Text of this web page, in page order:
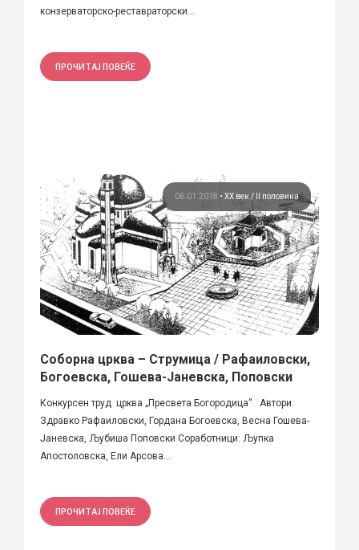
конзерваторско-реставраторски...
ПРОЧИТАЈ ПОВЕЌЕ
06.01.2018 • ХХ век / II половина
Соборна црква – Струмица / Рафаиловски,
Богоевска, Гошева-Јаневска, Поповски
Конкурсен труд црква „Пресвета Богородица“ Автори:
Здравко Рафаиловски, Гордана Богоевска, Весна Гошева-
Јаневска, Љубиша Поповски Соработници: Љупка
Апостоловска, Ели Арсова...
ПРОЧИТАЈ ПОВЕЌЕ